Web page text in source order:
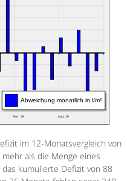
im 12-Monatsvergleich von
als die Menge eines
kumulierte Defizit von 88